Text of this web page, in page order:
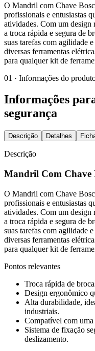
O Mandril com Chave
profissionais e entusiastas
atividades. Com um design
a troca rápida e segura de
suas tarefas com agilidade
diversas ferramentas
para qualquer kit de
01 · Informações do
Informações
segurança
Descrição Detalhes
Descrição
Mandril Com Chave
O Mandril com Chave
profissionais e entusiastas
atividades. Com um design
a troca rápida e segura de
suas tarefas com agilidade
diversas ferramentas
para qualquer kit de
Pontos relevantes
Troca rápida de
Design ergonômico
Alta durabilidade,
industriais.
Compatível com uma
Sistema de fixação
deslizamento.